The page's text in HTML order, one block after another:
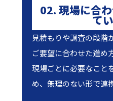
02. 現場に合
て
見積もりや調査の段階
ご要望に合わせた進め
現場ごとに必要なこと
め、無理のない形で連